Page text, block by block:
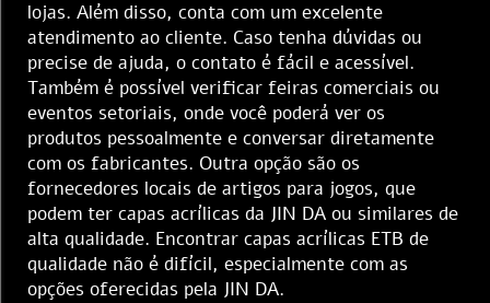
lojas. Além disso, conta com um excelente
atendimento ao cliente. Caso tenha dúvidas ou
precise de ajuda, o contato é fácil e acessível.
Também é possível verificar feiras comerciais ou
eventos setoriais, onde você poderá ver os
produtos pessoalmente e conversar diretamente
com os fabricantes. Outra opção são os
fornecedores locais de artigos para jogos, que
podem ter capas acrílicas da JIN DA ou similares de
alta qualidade. Encontrar capas acrílicas ETB de
qualidade não é difícil, especialmente com as
opções oferecidas pela JIN DA.